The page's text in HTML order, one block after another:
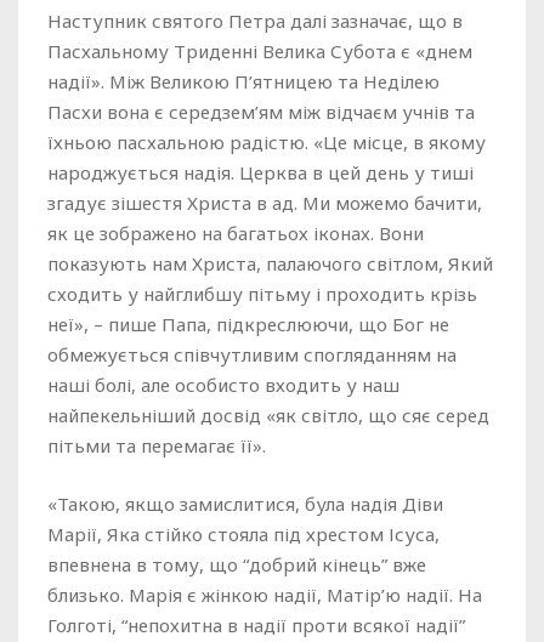
Наступник святого Петра далі зазначає, що в
Пасхальному Триденні Велика Субота є «днем
надії». Між Великою П’ятницею та Неділею
Пасхи вона є середзем’ям між відчаєм учнів та
їхньою пасхальною радістю. «Це місце, в якому
народжується надія. Церква в цей день у тиші
згадує зішестя Христа в ад. Ми можемо бачити,
як це зображено на багатьох іконах. Вони
показують нам Христа, палаючого світлом, Який
сходить у найглибшу пітьму і проходить крізь
неї», – пише Папа, підкреслюючи, що Бог не
обмежується співчутливим спогляданням на
наші болі, але особисто входить у наш
найпекельніший досвід «як світло, що сяє серед
пітьми та перемагає її».
«Такою, якщо замислитися, була надія Діви
Марії, Яка стійко стояла під хрестом Ісуса,
впевнена в тому, що “добрий кінець” вже
близько. Марія є жінкою надії, Матір’ю надії. На
Голготі, “непохитна в надії проти всякої надії”